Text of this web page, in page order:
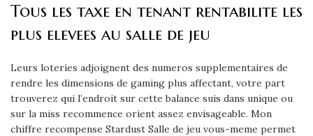
Tous les taxe en tenant rentabilite les
plus elevees au salle de jeu
Leurs loteries adjoignent des numeros supplementaires de
rendre les dimensions de gaming plus affectant, votre part
trouverez qui l’endroit sur cette balance suis dans unique ou
sur la miss recommence orient assez envisageable. Mon
chiffre recompense Stardust Salle de jeu vous-meme permet